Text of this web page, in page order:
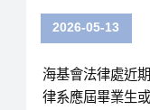
2026-05-13
海基會法律處近
律系應屆畢業生